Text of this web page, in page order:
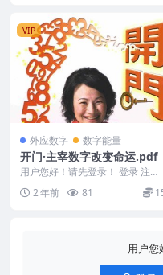
VIP
外应数字 数字能量
开门·主宰数字改变命运.pdf
用户您好！请先登录！ 登录 注册
开门·主宰数字改变命运.pdf 24050
33...2 年前 81
用户您